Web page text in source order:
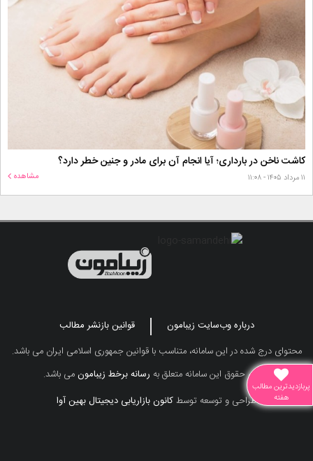
کاشت ناخن در بارداری؛ آیا انجام آن برای مادر و جنین خطر دارد؟
۱۱ مرداد ۱۴۰۵ - ۱۱:۰۸ مشاهده
درباره وب‌سایت زیبامون
قوانین بازنشر مطالب
محتوای درج شده در این سامانه، متناسب با قوانین جمهوری اسلامی ایران می باشد.
تمامی حقوق این سامانه متعلق به رسانه برخط زیبامونمی باشد.
طراحی و توسعه توسطکانون بازاریابی دیجیتال بهین آوا
پربازدیدترین مطالب
هفته